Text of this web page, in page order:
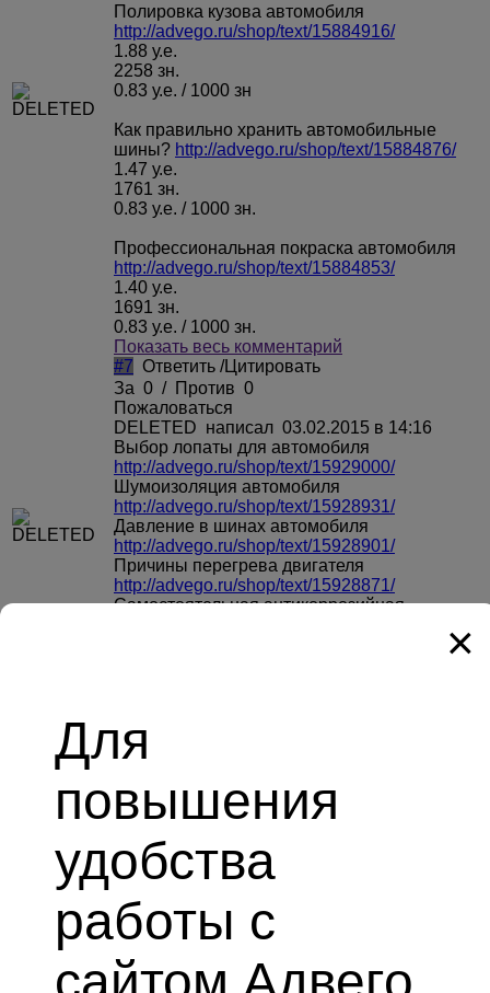
Полировка кузова автомобиля
http://advego.ru/shop/text/15884916/
1.88 у.е.
2258 зн.
0.83 у.е. / 1000 зн
Как правильно хранить автомобильные
шины? http://advego.ru/shop/text/15884876/
1.47 у.е.
1761 зн.
0.83 у.е. / 1000 зн.
Профессиональная покраска автомобиля
http://advego.ru/shop/text/15884853/
1.40 у.е.
1691 зн.
0.83 у.е. / 1000 зн.
Показать весь комментарий
#7 Ответить /Цитировать
За 0 / Против 0
Пожаловаться
DELETED написал 03.02.2015 в 14:16
Выбор лопаты для автомобиля
http://advego.ru/shop/text/15929000/
Шумоизоляция автомобиля
http://advego.ru/shop/text/15928931/
Давление в шинах автомобиля
http://advego.ru/shop/text/15928901/
Причины перегрева двигателя
http://advego.ru/shop/text/15928871/
Самостоятельная антикоррозийная
биржа контента №1
Магазин статей
Проверить текст на уникальность
Проверка орфографии онлайн
SEO анализ онлайн
Проверка качества текста
МИР / СБП
WebMoney
Безналичный платеж
×
Для
повышения
удобства
работы с